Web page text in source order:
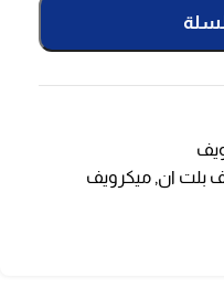
بلت ان, ميكرويف